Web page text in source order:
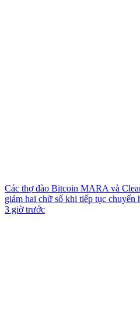
Các thợ đào Bitcoin MARA và
giảm hai chữ số khi tiếp tục chuyển
3 giờ trước